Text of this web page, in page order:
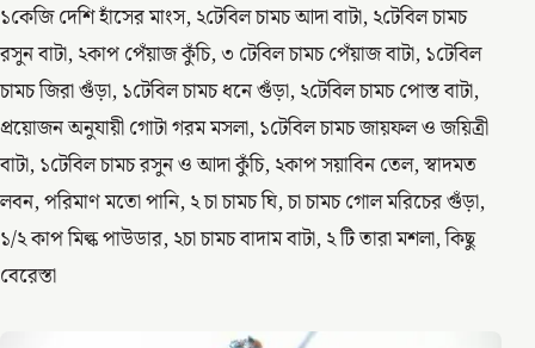
১কেজি দেশি হাঁসের মাংস, ২টেবিল চামচ আদা বাটা, ২টেবিল চামচ
রসুন বাটা, ২কাপ পেঁয়াজ কুঁচি, ৩ টেবিল চামচ পেঁয়াজ বাটা, ১টেবিল
চামচ জিরা গুঁড়া, ১টেবিল চামচ ধনে গুঁড়া, ২টেবিল চামচ পোস্ত বাটা,
প্রয়োজন অনুযায়ী গোটা গরম মসলা, ১টেবিল চামচ জায়ফল ও জয়িত্রী
বাটা, ১টেবিল চামচ রসুন ও আদা কুঁচি, ২কাপ সয়াবিন তেল, স্বাদমত
লবন, পরিমাণ মতো পানি, ২ চা চামচ ঘি, চা চামচ গোল মরিচের গুঁড়া,
১/২ কাপ মিল্ক পাউডার, ২চা চামচ বাদাম বাটা, ২ টি তারা মশলা, কিছু
বেরেস্তা